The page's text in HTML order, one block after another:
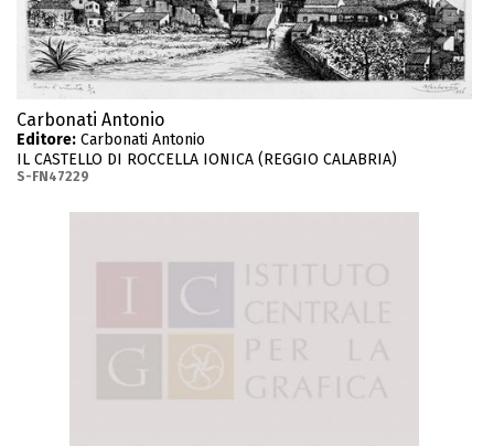
Carbonati Antonio
Editore: Carbonati Antonio
IL CASTELLO DI ROCCELLA IONICA (REGGIO CALABRIA)
S-FN47229